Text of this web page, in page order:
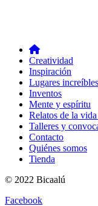
Creatividad
Inspiración
Lugares increíbles
Inventos
Mente y espíritu
Relatos de la vida
Talleres y
Contacto
Quiénes somos
Tienda
© 2022 Bicaalú
Facebook